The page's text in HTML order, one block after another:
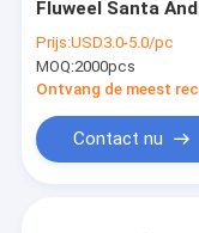
Fluweel Santa And
met McDonald-
Embleem
Prijs:USD3.0-5.0/pc
MOQ:2000pcs
Contact nu